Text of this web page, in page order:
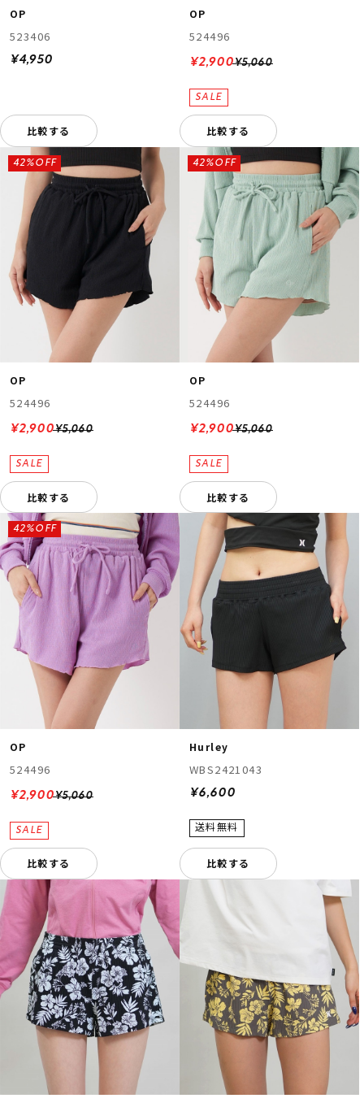
OP
523406
¥4,950
比較する
OP
524496
¥5,060
¥2,900
比較する
OP
524496
¥5,060
42%OFF
¥2,900
比較する
OP
524496
¥5,060
42%OFF
¥2,900
比較する
OP
524496
¥5,060
42%OFF
¥2,900
比較する
Hurley
WBS2421043
¥6,600
比較する